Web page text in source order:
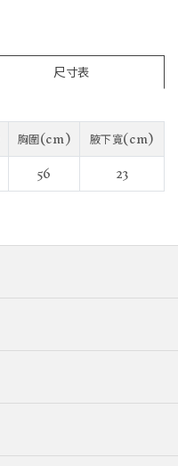
尺寸表
胸圍(cm)
腋下寬(cm)
56 23